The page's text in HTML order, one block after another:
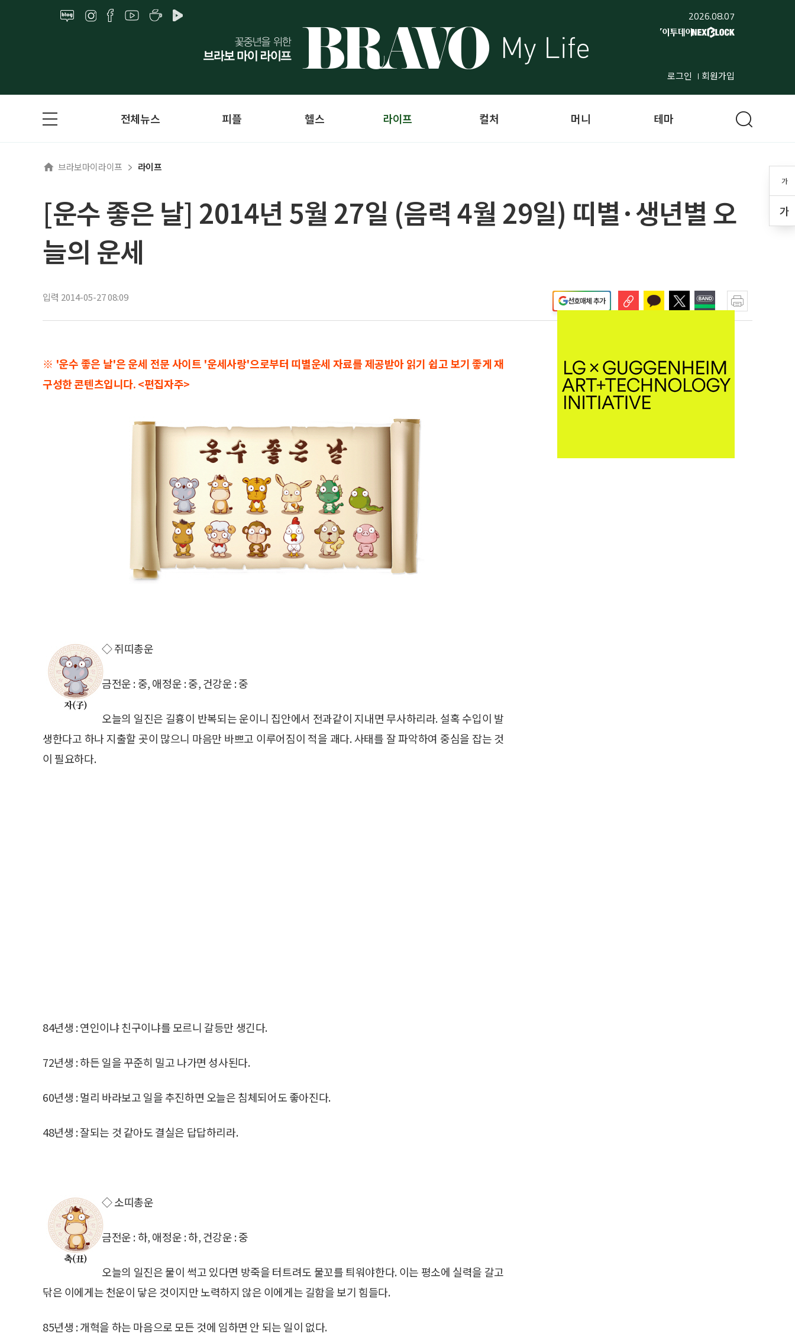
2026.08.07
로그인 회원가입
가
가
전체뉴스 피플 헬스 라이프 컬처 머니 테마
브라보마이라이프 라이프
[운수 좋은 날] 2014년 5월 27일 (음력 4월 29일) 띠별·생년별 오
늘의 운세
입력 2014-05-27 08:09 선호매체 추가
※ '운수 좋은 날'은 운세 전문 사이트 '운세사랑'으로부터 띠별운세 자료를 제공받아 읽기 쉽고 보기 좋게 재
구성한 콘텐츠입니다. <편집자주>
◇ 쥐띠총운
금전운 : 중, 애정운 : 중, 건강운 : 중
오늘의 일진은 길흉이 반복되는 운이니 집안에서 전과같이 지내면 무사하리라. 설혹 수입이 발
생한다고 하나 지출할 곳이 많으니 마음만 바쁘고 이루어짐이 적을 괘다. 사태를 잘 파악하여 중심을 잡는 것
이 필요하다.
84년생 : 연인이냐 친구이냐를 모르니 갈등만 생긴다.
72년생 : 하든 일을 꾸준히 밀고 나가면 성사된다.
60년생 : 멀리 바라보고 일을 추진하면 오늘은 침체되어도 좋아진다.
48년생 : 잘되는 것 같아도 결실은 답답하리라.
◇ 소띠총운
금전운 : 하, 애정운 : 하, 건강운 : 중
오늘의 일진은 물이 썩고 있다면 방죽을 터트려도 물꼬를 틔워야한다. 이는 평소에 실력을 갈고
닦은 이에게는 천운이 닿은 것이지만 노력하지 않은 이에게는 길함을 보기 힘들다.
85년생 : 개혁을 하는 마음으로 모든 것에 임하면 안 되는 일이 없다.